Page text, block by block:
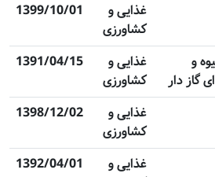
غذایی و
کشاورزی
1399/10/01
و
گاز دار
غذایی و
کشاورزی
1391/04/15
غذایی و
کشاورزی
1398/12/02
غذایی و
1392/04/01